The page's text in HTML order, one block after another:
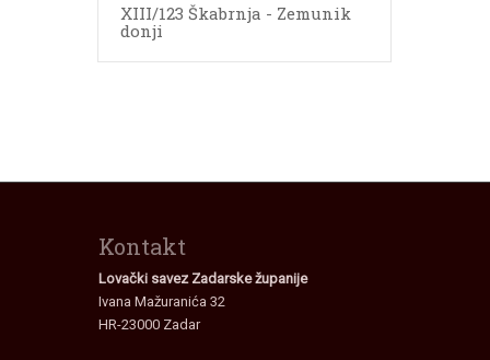
XIII/123 Škabrnja - Zemunik
donji
Kontakt
Lovački savez Zadarske županije
Ivana Mažuranića 32
HR-23000 Zadar